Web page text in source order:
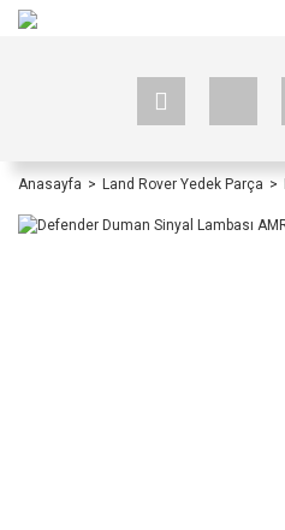
Anasayfa Land Rover Yedek Parça